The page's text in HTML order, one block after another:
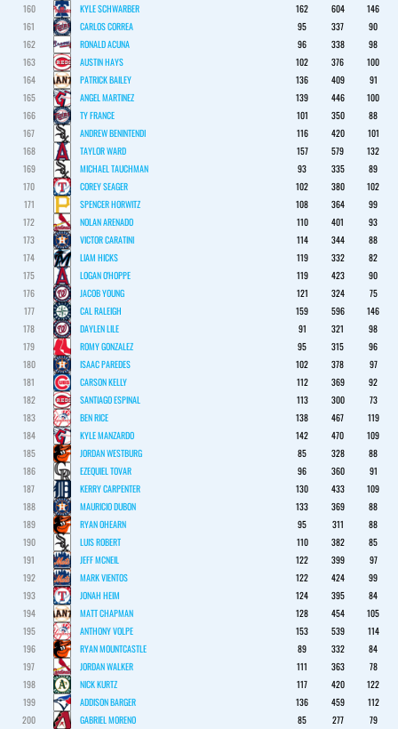
160
KYLE SCHWARBER 162 604
146
161
CARLOS CORREA 95 337
90
162
RONALD ACUNA 96 338
98
163
AUSTIN HAYS 102 376
100
164
PATRICK BAILEY 136 409
91
165
ANGEL MARTINEZ 139 446
100
166
TY FRANCE 101 350
88
167
ANDREW BENINTENDI 116 420
101
168
TAYLOR WARD 157 579
132
169
MICHAEL TAUCHMAN 93 335
89
170
COREY SEAGER 102 380
102
171
SPENCER HORWITZ 108 364
99
172
NOLAN ARENADO 110 401
93
173
VICTOR CARATINI 114 344
88
174
LIAM HICKS 119 332
82
175
LOGAN O'HOPPE 119 423
90
176
JACOB YOUNG 121 324
75
177
CAL RALEIGH 159 596
146
178
DAYLEN LILE 91 321
98
179
ROMY GONZALEZ 95 315
96
180
ISAAC PAREDES 102 378
97
181
CARSON KELLY 112 369
92
182
SANTIAGO ESPINAL 113 300
73
183
BEN RICE 138 467
119
184
KYLE MANZARDO 142 470
109
185
JORDAN WESTBURG 85 328
88
186
EZEQUIEL TOVAR 96 360
91
187
KERRY CARPENTER 130 433
109
188
MAURICIO DUBON 133 369
88
189
RYAN OHEARN 95 311
88
190
LUIS ROBERT 110 382
85
191
JEFF MCNEIL 122 399
97
192
MARK VIENTOS 122 424
99
193
JONAH HEIM 124 395
84
194
MATT CHAPMAN 128 454
105
195
ANTHONY VOLPE 153 539
114
196
RYAN MOUNTCASTLE 89 332
84
197
JORDAN WALKER 111 363
78
198
NICK KURTZ 117 420
122
199
ADDISON BARGER 136 459
112
200
GABRIEL MORENO 85 277
79